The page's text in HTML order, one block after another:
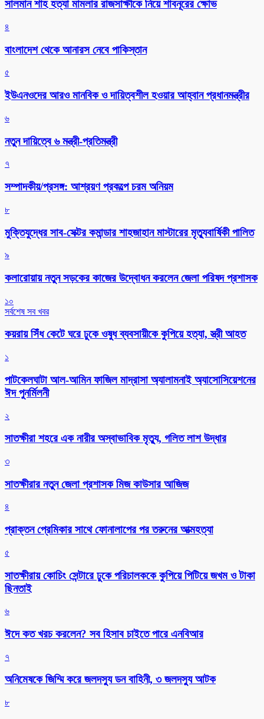
সালমান শাহ হত্যা মামলার রাজসাক্ষীকে নিয়ে শাবনূরের ক্ষোভ
৪
বাংলাদেশ থেকে আনারস নেবে পাকিস্তান
৫
ইউএনওদের আরও মানবিক ও দায়িত্বশীল হওয়ার আহ্বান প্রধানমন্ত্রীর
৬
নতুন দায়িত্বে ৬ মন্ত্রী-প্রতিমন্ত্রী
৭
সম্পাদকীয়/প্রসঙ্গ: আশ্রয়ণ প্রকল্পে চরম অনিয়ম
৮
মুক্তিযুদ্ধের সাব-সেক্টর কমান্ডার শাহজাহান মাস্টারের মৃত্যুবার্ষিকী পালিত
৯
কলারোয়ায় নতুন সড়কের কাজের উদ্বোধন করলেন জেলা পরিষদ প্রশাসক
১০
সর্বশেষ সব খবর
কয়রায় সিঁধ কেটে ঘরে ঢুকে ওষুধ ব্যবসায়ীকে কুপিয়ে হত্যা, স্ত্রী আহত
১
পাটকেলঘাটা আল-আমিন ফাজিল মাদ্রাসা অ্যালামনাই অ্যাসোসিয়েশনের
ঈদ পুনর্মিলনী
২
সাতক্ষীরা শহরে এক নারীর অস্বাভাবিক মৃত্যু, গলিত লাশ উদ্ধার
৩
সাতক্ষীরার নতুন জেলা প্রশাসক মিজ কাউসার আজিজ
৪
প্রাক্তন প্রেমিকার সাথে ফোনালাপের পর তরুনের আত্মহত্যা
৫
সাতক্ষীরায় কোচিং সেন্টারে ঢুকে পরিচালককে কুপিয়ে পিটিয়ে জখম ও টাকা
ছিনতাই
৬
ঈদে কত খরচ করলেন? সব হিসাব চাইতে পারে এনবিআর
৭
অনিমেষকে জিম্মি করে জলদস্যু ডন বাহিনী, ৩ জলদস্যু আটক
৮